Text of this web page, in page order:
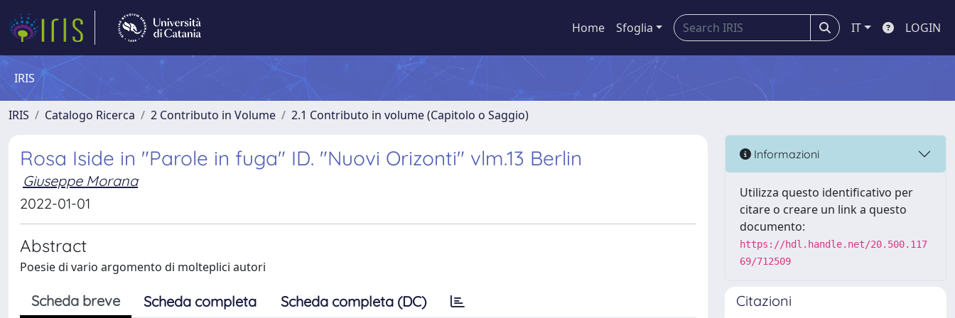
Home Sfoglia IT LOGIN
IRIS
IRIS Catalogo Ricerca 2 Contributo in Volume 2.1 Contributo in volume (Capitolo o Saggio)
Rosa Iside in "Parole in fuga" ID. "Nuovi Orizonti" vlm.13 Berlin
Giuseppe Morana
2022-01-01
Abstract
Poesie di vario argomento di molteplici autori
Scheda breve Scheda completa Scheda completa (DC)
Informazioni
Utilizza questo identificativo per
citare o creare un link a questo
documento:
https://hdl.handle.net/20.500.117
69/712509
Citazioni